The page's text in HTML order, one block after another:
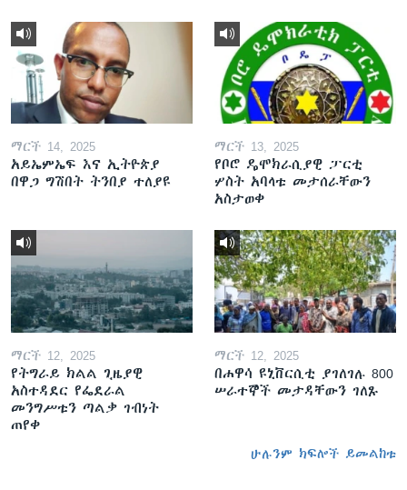
ማርች 14, 2025
አይኤምኤፍ እና ኢትዮጵያ
በዋጋ ግሽበት ትንበያ ተለያዩ
ማርች 13, 2025
የቦሮ ዴሞክራሲያዊ ፓርቲ
ሦስት አባላቱ መታሰራቸውን
አስታወቀ
ማርች 12, 2025
የትግራይ ክልል ጊዜያዊ
አስተዳደር የፌደራል
መንግሥቱን ጣልቃ ገብነት
ጠየቀ
ማርች 12, 2025
በሐዋሳ ዩኒቨርሲቲ ያገለገሉ 800
ሠራተኞች መታዳቸውን ገለጹ
ሁሉንም ክፍሎች ይመልከቱ